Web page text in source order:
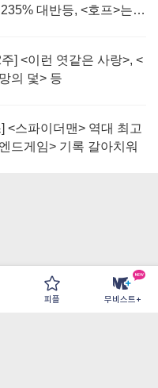
피플 무비스트+
대반등, <호프>는
] <이런 엿같은 사랑>, <
의 덫> 등
<스파이더맨> 역대 최고
드게임> 기록 갈아치워